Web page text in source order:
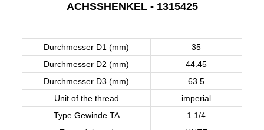
ACHSSHENKEL - 1315425
Durchmesser D1 (mm)
35
Durchmesser D2 (mm)
44.45
Durchmesser D3 (mm)
63.5
Unit of the thread
imperial
Type Gewinde TA
1 1/4